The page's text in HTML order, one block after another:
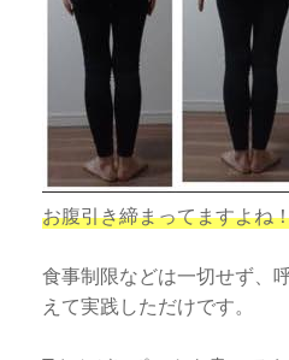
お腹引き締まってますよね
食事制限などは一切せず、
えて実践しただけです。